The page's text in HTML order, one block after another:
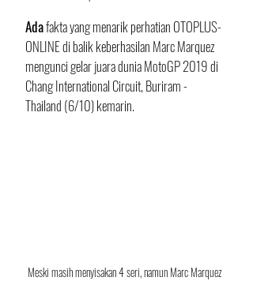
Ada fakta yang menarik perhatian OTOPLUS-
ONLINE di balik keberhasilan Marc Marquez
mengunci gelar juara dunia MotoGP 2019 di
Chang International Circuit, Buriram -
Thailand (6/10) kemarin.
Meski masih menyisakan 4 seri, namun Marc Marquez